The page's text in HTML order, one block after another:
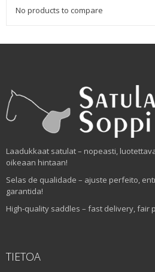
No products to compare
Laadukkaat satulat – nopeasti,
oikeaan hintaan!
Selas de qualidade – ajuste perfeito,
garantida!
High-quality saddles – fast delivery, fair
TIETOA